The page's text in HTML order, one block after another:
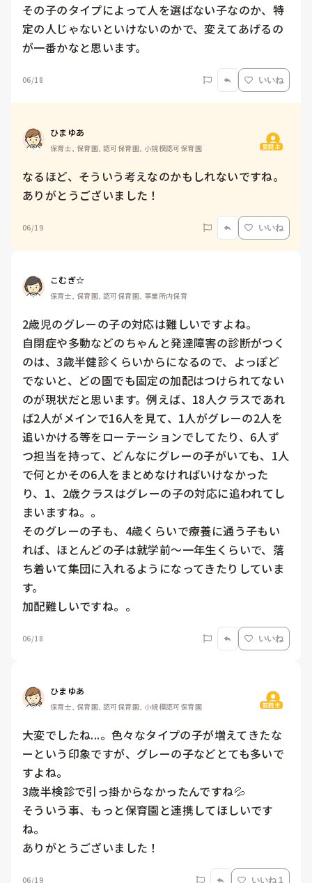
その子のタイプによって人を選ばない子なのか、特
定の人じゃないといけないのかで、変えてあげるの
が一番かなと思います。
06/18 いいね
ひまゆあ
保育士, 保育園, 認可保育園, 小規模認可保育園 質問主
なるほど、そういう考えなのかもしれないですね。
ありがとうございました！
06/19 いいね
こむぎ☆
保育士, 保育園, 認可保育園, 事業所内保育
2歳児のグレーの子の対応は難しいですよね。
自閉症や多動などのちゃんと発達障害の診断がつく
のは、3歳半健診くらいからになるので、よっぽど
でないと、どの園でも固定の加配はつけられてない
のが現状だと思います。例えば、18人クラスであれ
ば2人がメインで16人を見て、1人がグレーの2人を
追いかける等をローテーションでしてたり、6人ず
つ担当を持って、どんなにグレーの子がいても、1人
で何とかその6人をまとめなければいけなかった
り、1、2歳クラスはグレーの子の対応に追われてし
まいますね。。
そのグレーの子も、4歳くらいで療養に通う子もい
れば、ほとんどの子は就学前〜一年生くらいで、落
ち着いて集団に入れるようになってきたりしていま
す。
加配難しいですね。。
06/18 いいね
ひまゆあ
保育士, 保育園, 認可保育園, 小規模認可保育園 質問主
大変でしたね...。色々なタイプの子が増えてきたな
ーという印象ですが、グレーの子などとても多いで
すよね。
3歳半検診で引っ掛からなかったんですね💦
そういう事、もっと保育園と連携してほしいです
ね。
ありがとうございました！
06/19 いいね 1